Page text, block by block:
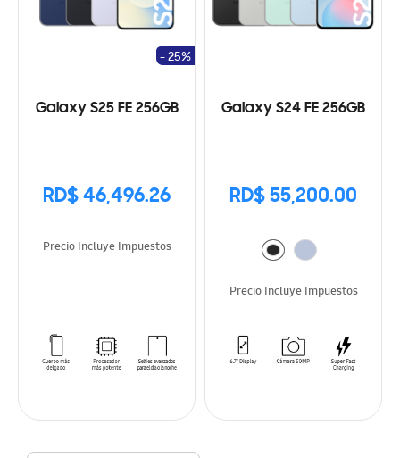
Galaxy S25 FE 256GB
RD$ 46,496.26
- 25%
Precio Incluye Impuestos
Galaxy S24 FE 256GB
RD$ 55,200.00
Precio Incluye Impuestos